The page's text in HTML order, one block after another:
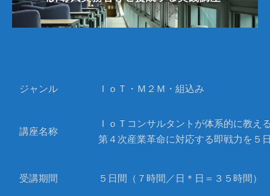
ジャンル ＩｏＴ・Ｍ２Ｍ・組込み
講座名称
ＩｏＴコンサルタントが体系的に教
第４次産業革命に対応する即戦力を５
受講期間 ５日間（７時間／日＊日＝３５時間）